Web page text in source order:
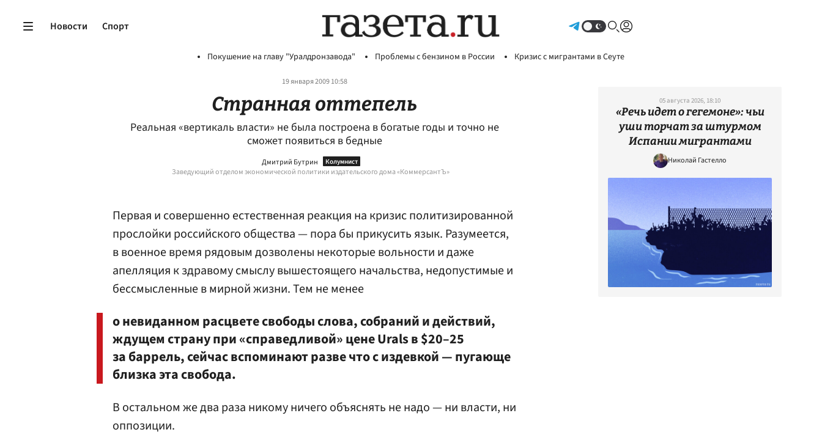
Новости Спорт
Покушение на главу "Уралдронзавода" Проблемы с бензином в России Кризис с мигрантами в Сеуте
19 января 2009 10:58
Странная оттепель
Реальная «вертикаль власти» не была построена в богатые годы и точно не
сможет появиться в бедные
Дмитрий Бутрин
Заведующий отделом экономической политики издательского дома «КоммерсантЪ»
Первая и совершенно естественная реакция на кризис политизированной
прослойки российского общества — пора бы прикусить язык. Разумеется,
в военное время рядовым дозволены некоторые вольности и даже
апелляция к здравому смыслу вышестоящего начальства, недопустимые и
бессмысленные в мирной жизни. Тем не менее
о невиданном расцвете свободы слова, собраний и действий,
ждущем страну при «справедливой» цене Urals в $20–25
за баррель, сейчас вспоминают разве что с издевкой — пугающе
близка эта свобода.
В остальном же два раза никому ничего объяснять не надо — ни власти, ни
оппозиции.
05 августа 2026, 18:10
«Речь идет о гегемоне»: чьи
уши торчат за штурмом
Испании мигрантами
Николай Гастелло